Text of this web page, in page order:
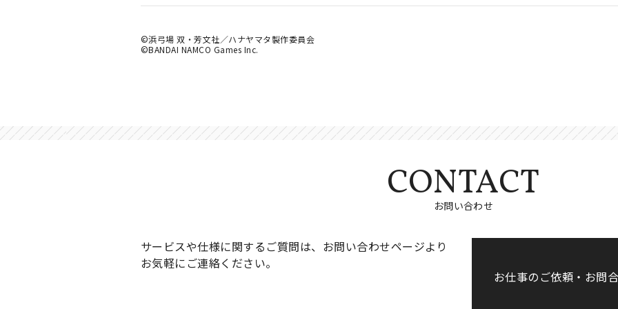
©浜弓場 双・芳文社／ハナヤマタ製作委員会
©BANDAI NAMCO Games Inc.
CONTACT
お問い合わせ
サービスや仕様に関するご質問は、お問い合わせページより
お気軽にご連絡ください。
お仕事のご依頼・お問